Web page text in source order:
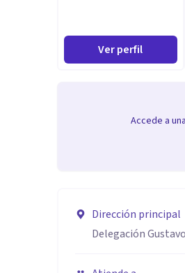
Ver perfil
Accede a
Dirección principal
Delegación